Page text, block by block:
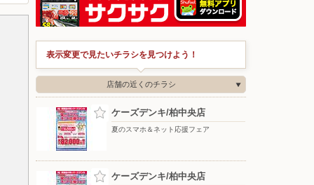
表示変更で見たいチラシを見つけよう！
店舗の近くのチラシ
ケーズデンキ/柏中央店
夏のスマホ＆ネット応援フェア
ケーズデンキ/柏中央店